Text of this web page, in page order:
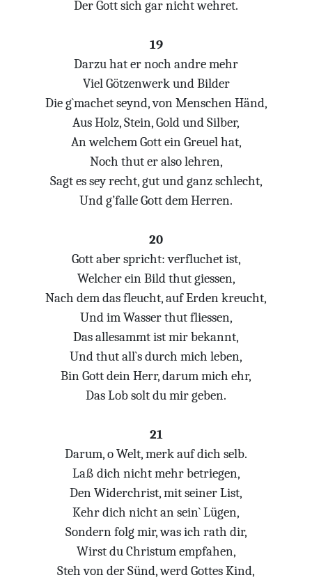
Der Gott sich gar nicht wehret.
19
Darzu hat er noch andre mehr
Viel Götzenwerk und Bilder
Die g`machet seynd, von Menschen Händ,
Aus Holz, Stein, Gold und Silber,
An welchem Gott ein Greuel hat,
Noch thut er also lehren,
Sagt es sey recht, gut und ganz schlecht,
Und g’falle Gott dem Herren.
20
Gott aber spricht: verfluchet ist,
Welcher ein Bild thut giessen,
Nach dem das fleucht, auf Erden kreucht,
Und im Wasser thut fliessen,
Das allesammt ist mir bekannt,
Und thut all`s durch mich leben,
Bin Gott dein Herr, darum mich ehr,
Das Lob solt du mir geben.
21
Darum, o Welt, merk auf dich selb.
Laß dich nicht mehr betriegen,
Den Widerchrist, mit seiner List,
Kehr dich nicht an sein` Lügen,
Sondern folg mir, was ich rath dir,
Wirst du Christum empfahen,
Steh von der Sünd, werd Gottes Kind,